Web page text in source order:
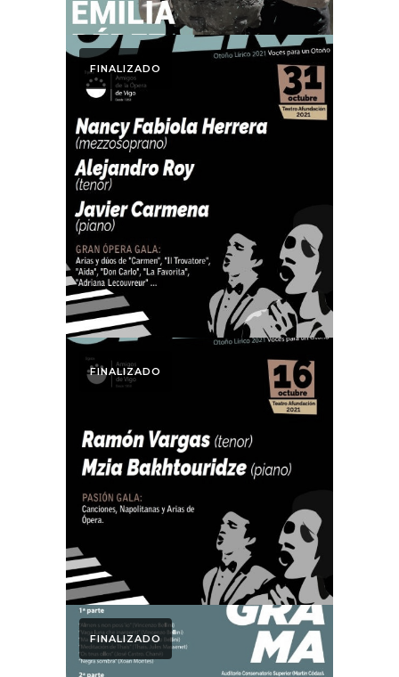
GRAN ÓPERA
GALA: Otoño
Lírico 2021. Nancy
Fabiola Herrera
(mezzosoprano)
Alejandro Roy
(tenor)
Otoño Lírico
FINALIZADO
PASIÓN GALA:
Otoño Lírico 2021.
Ramón Vargas
(tenor) Mzia
Bakhtouridze
(piano)
Otoño Lírico
FINALIZADO
FINALIZADO